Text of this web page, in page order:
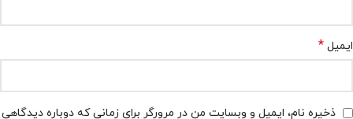
ایمیل *
ذخیره نام، ایمیل و وبسایت من در مرورگر برای زمانی که دوباره دیدگاهی